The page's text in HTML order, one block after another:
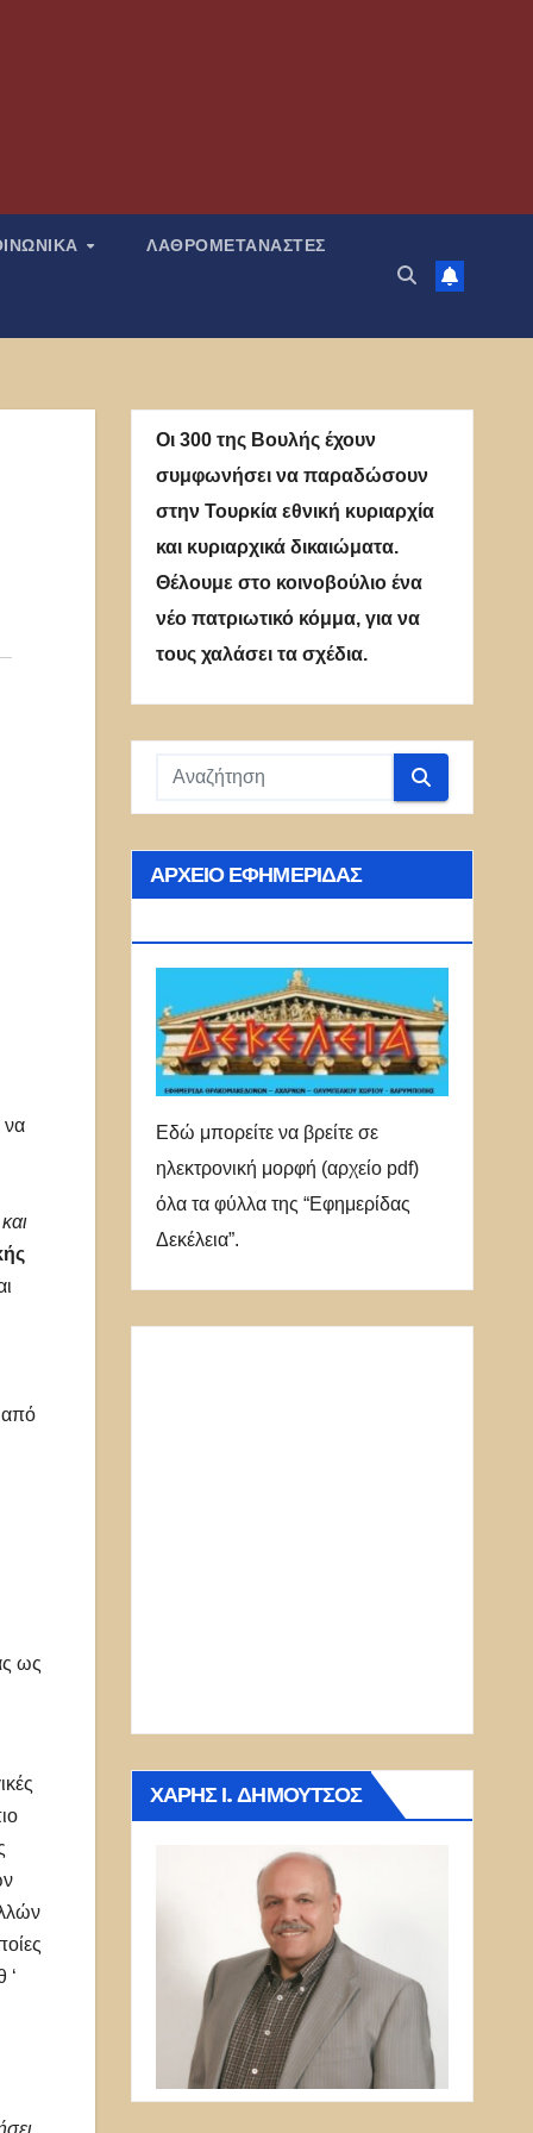
ΛΑΘΡΟΜΕΤΑΝΑΣΤΕΣ
να
ως
‘
Οι 300 της Βουλής έχουν
συμφωνήσει να παραδώσουν
στην Τουρκία εθνική κυριαρχία
και κυριαρχικά δικαιώματα.
Θέλουμε στο κοινοβούλιο ένα
νέο πατριωτικό κόμμα, για να
τους χαλάσει τα σχέδια.
ΑΡΧΕΊΟ ΕΦΗΜΕΡΊΔΑΣ
Εδώ μπορείτε να βρείτε σε
ηλεκτρονική μορφή (αρχείο pdf)
όλα τα φύλλα της “Εφημερίδας
Δεκέλεια”.
ΧΆΡΗΣ Ι. ΔΗΜΟΎΤΣΟΣ